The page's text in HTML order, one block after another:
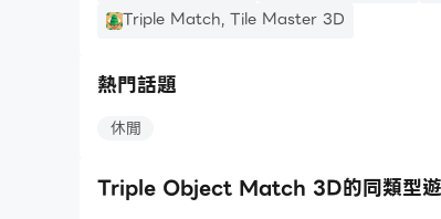
Triple Match, Tile Master 3D
熱門話題
休閒
Triple Object Match 3D的同類型